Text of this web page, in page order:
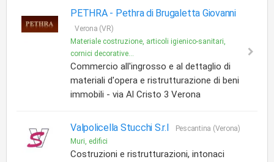
PETHRA - Pethra di Brugaletta Giovanni
Verona (VR)
Materiale costruzione, articoli igienico-sanitari,
cornici decorative...
Commercio all'ingrosso e al dettaglio di
materiali d'opera e ristrutturazione di beni
immobili - via Al Cristo 3 Verona
Valpolicella Stucchi S.r.l
Pescantina (Verona)
Muri, edifici
Costruzioni e ristrutturazioni, intonaci